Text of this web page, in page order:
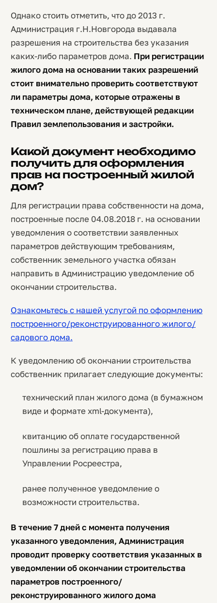
Однако стоить отметить, что до 2013 г.
Администрация г.Н.Новгорода выдавала
разрешения на строительства без указания
каких-либо параметров дома. При регистрации
жилого дома на основании таких разрешений
стоит внимательно проверить соответствуют
ли параметры дома, которые отражены в
техническом плане, действующей редакции
Правил землепользования и застройки.
Какой документ необходимо
получить для оформления
прав на построенный жилой
дом?
Для регистрации права собственности на дома,
построенные после 04.08.2018 г. на основании
уведомления о соответствии заявленных
параметров действующим требованиям,
собственник земельного участка обязан
направить в Администрацию уведомление об
окончании строительства.
Ознакомьтесь с нашей услугой по оформлению
построенного/реконструированного жилого/
садового дома.
К уведомлению об окончании строительства
собственник прилагает следующие документы:
технический план жилого дома (в бумажном
виде и формате xml-документа),
квитанцию об оплате государственной
пошлины за регистрацию права в
Управлении Росреестра,
ранее полученное уведомление о
возможности строительства.
В течение 7 дней с момента получения
указанного уведомления, Администрация
проводит проверку соответствия указанных в
уведомлении об окончании строительства
параметров построенного/
реконструированного жилого дома